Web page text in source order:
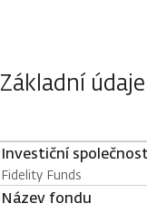
Základní údaje
Investiční
Fidelity Funds
Název fondu